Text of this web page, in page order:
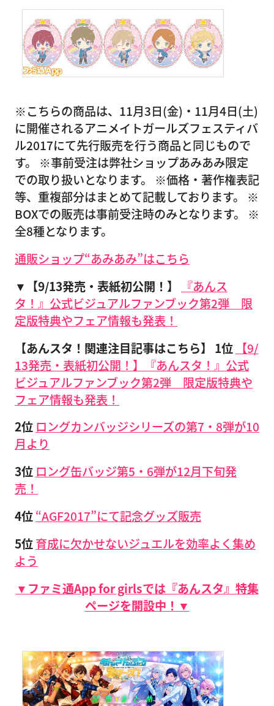
※こちらの商品は、11月3日(金)・11月4日(土)
に開催されるアニメイトガールズフェスティバ
ル2017にて先行販売を行う商品と同じもので
す。 ※事前受注は弊社ショップあみあみ限定
での取り扱いとなります。 ※価格・著作権表記
等、重複部分はまとめて記載しております。 ※
BOXでの販売は事前受注時のみとなります。 ※
全8種となります。
通販ショップ“あみあみ”はこちら
▼【9/13発売・表紙初公開！】
『あんス
タ！』公式ビジュアルファンブック第2弾 限
定版特典やフェア情報も発表！
【あんスタ！関連注目記事はこちら】
1位 【9/
13発売・表紙初公開！】『あんスタ！』公式
ビジュアルファンブック第2弾 限定版特典や
フェア情報も発表！
2位 ロングカンバッジシリーズの第7・8弾が10
月より
3位 ロング缶バッジ第5・6弾が12月下旬発
売！
4位“AGF2017”にて記念グッズ販売
5位育成に欠かせないジュエルを効率よく集め
よう
▼ファミ通App for girlsでは『あんスタ』特集
ページを開設中！▼